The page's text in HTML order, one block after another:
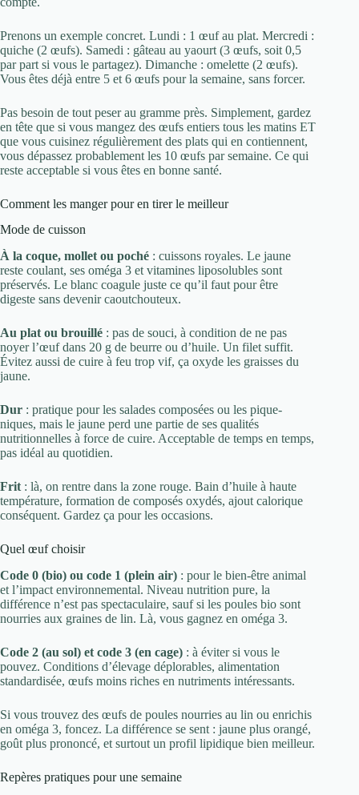
Prenons un exemple concret. Lundi : 1 œuf au plat. Mercredi :
quiche (2 œufs). Samedi : gâteau au yaourt (3 œufs, soit 0,5
par part si vous le partagez). Dimanche : omelette (2 œufs).
Vous êtes déjà entre 5 et 6 œufs pour la semaine, sans forcer.
Pas besoin de tout peser au gramme près. Simplement, gardez
en tête que si vous mangez des œufs entiers tous les matins ET
que vous cuisinez régulièrement des plats qui en contiennent,
vous dépassez probablement les 10 œufs par semaine. Ce qui
reste acceptable si vous êtes en bonne santé.
Comment les manger pour en tirer le meilleur
Mode de cuisson
À la coque, mollet ou poché : cuissons royales. Le jaune
reste coulant, ses oméga 3 et vitamines liposolubles sont
préservés. Le blanc coagule juste ce qu’il faut pour être
digeste sans devenir caoutchouteux.
Au plat ou brouillé : pas de souci, à condition de ne pas
noyer l’œuf dans 20 g de beurre ou d’huile. Un filet suffit.
Évitez aussi de cuire à feu trop vif, ça oxyde les graisses du
jaune.
Dur : pratique pour les salades composées ou les pique-
niques, mais le jaune perd une partie de ses qualités
nutritionnelles à force de cuire. Acceptable de temps en temps,
pas idéal au quotidien.
Frit : là, on rentre dans la zone rouge. Bain d’huile à haute
température, formation de composés oxydés, ajout calorique
conséquent. Gardez ça pour les occasions.
Quel œuf choisir
Code 0 (bio) ou code 1 (plein air) : pour le bien-être animal
et l’impact environnemental. Niveau nutrition pure, la
différence n’est pas spectaculaire, sauf si les poules bio sont
nourries aux graines de lin. Là, vous gagnez en oméga 3.
Code 2 (au sol) et code 3 (en cage) : à éviter si vous le
pouvez. Conditions d’élevage déplorables, alimentation
standardisée, œufs moins riches en nutriments intéressants.
Si vous trouvez des œufs de poules nourries au lin ou enrichis
en oméga 3, foncez. La différence se sent : jaune plus orangé,
goût plus prononcé, et surtout un profil lipidique bien meilleur.
Repères pratiques pour une semaine